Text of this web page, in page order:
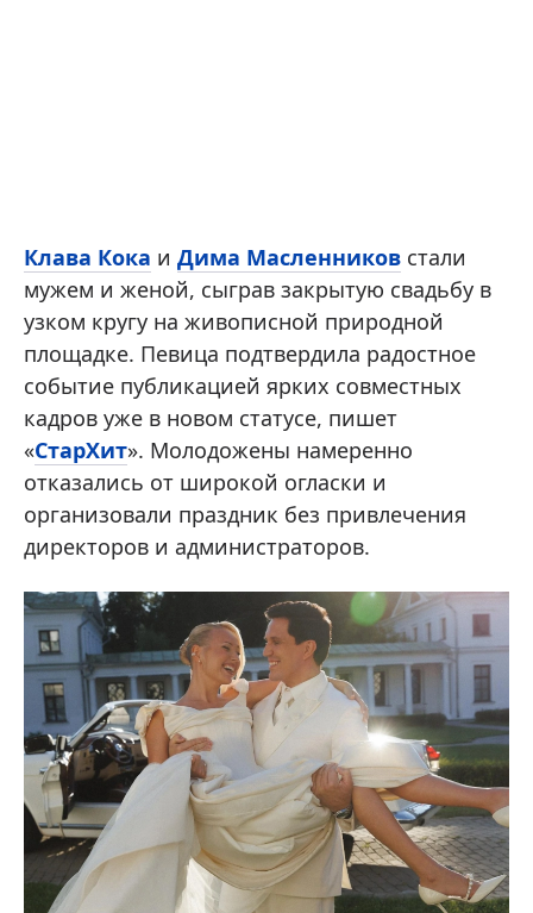
Клава Кока и Дима Масленников стали
мужем и женой, сыграв закрытую свадьбу в
узком кругу на живописной природной
площадке. Певица подтвердила радостное
событие публикацией ярких совместных
кадров уже в новом статусе, пишет
«СтарХит». Молодожены намеренно
отказались от широкой огласки и
организовали праздник без привлечения
директоров и администраторов.